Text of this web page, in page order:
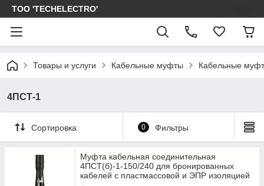
ТОО 'TECHELECTRO'
Товары и услуги Кабельные муфты Кабельные
4ПСТ-1
Сортировка 0 Фильтры
Муфта кабельная соединительная
4ПСТ(б)-1-150/240 для бронированных
кабелей с пластмассовой и ЭПР изоляцией